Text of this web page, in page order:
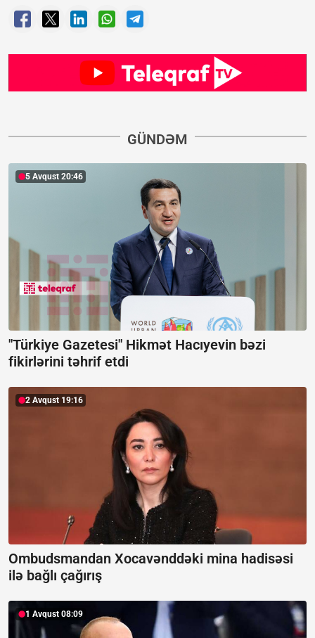
GÜNDƏM
5 Avqust 20:46
"Türkiye Gazetesi" Hikmət Hacıyevin bəzi
fikirlərini təhrif etdi
2 Avqust 19:16
Ombudsmandan Xocavənddəki mina hadisəsi
ilə bağlı çağırış
1 Avqust 08:09